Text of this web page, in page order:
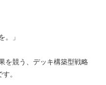
。」
を競う、デッキ構築型戦略
。